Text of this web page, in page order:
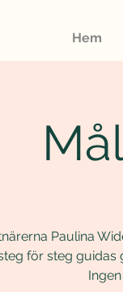
Hem
Paulina
för steg guidas